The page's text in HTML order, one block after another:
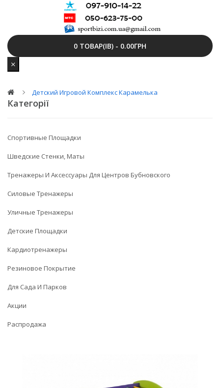
0 ТОВАР(ІВ) - 0.00ГРН
Детский Игровой Комплекс Карамелька
Категорії
Спортивные Площадки
Шведские Стенки, Маты
Тренажеры И Аксессуары Для Центров Бубновского
Силовые Тренажеры
Уличные Тренажеры
Детские Площадки
Кардиотренажеры
Резиновое Покрытие
Для Сада И Парков
Акции
Распродажа